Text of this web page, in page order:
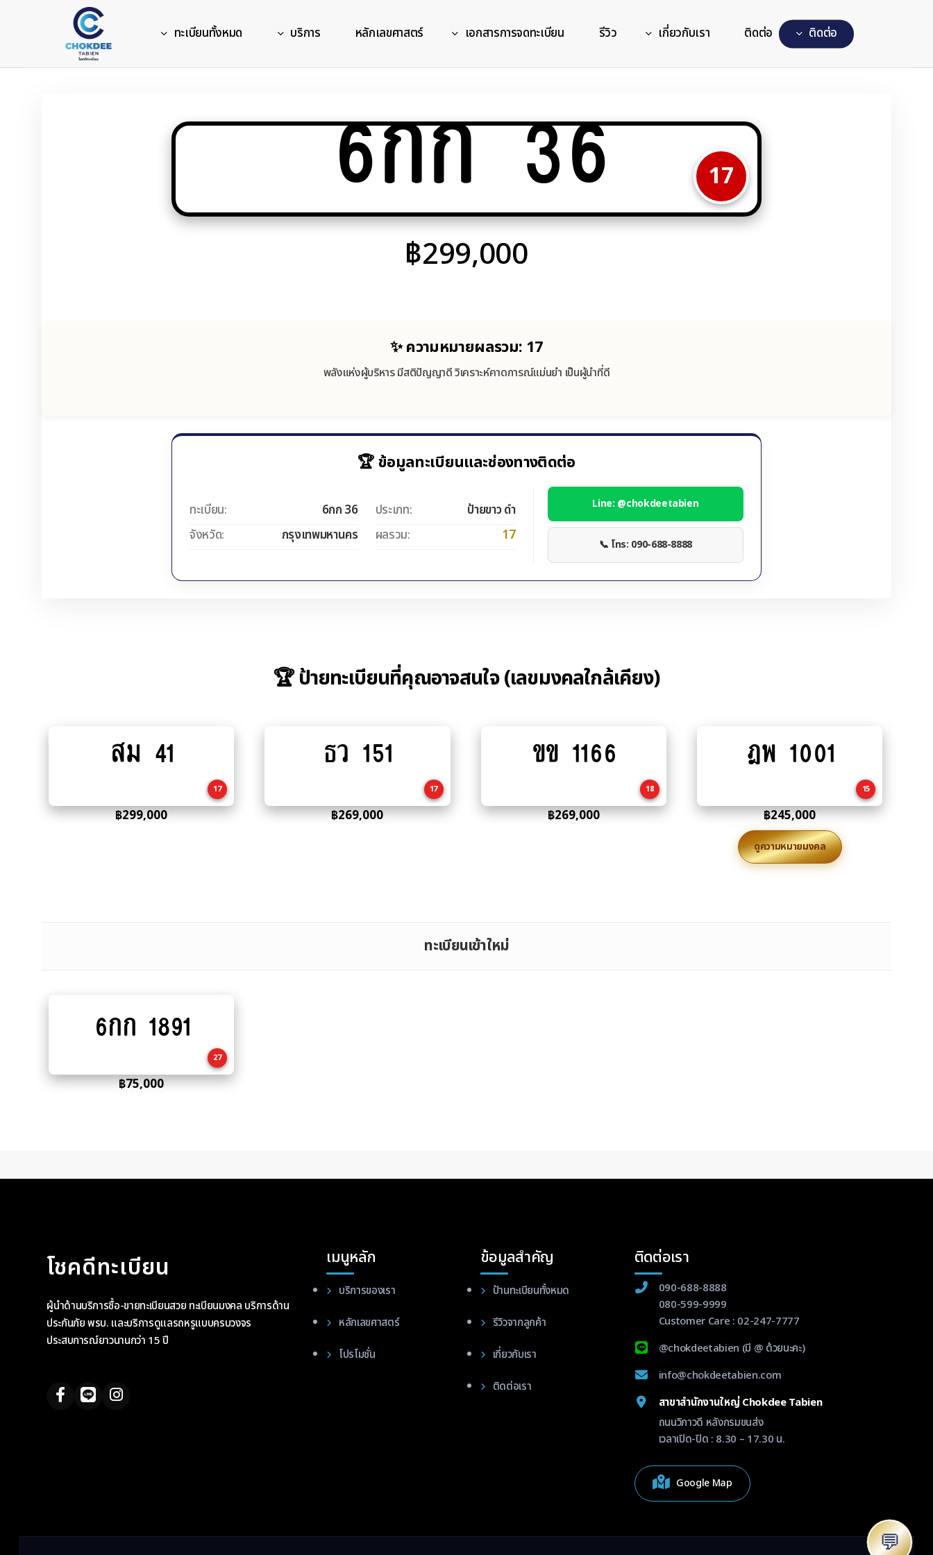
content
ทะเบียนทั้งหมด บริการ หลักเลขศาสตร์ เอกสารการจดทะเบียน รีวิว เกี่ยวกับเรา ติดต่อ ตดตอ
6กก 36 17
฿299,000
✨ ความหมายผลรวม: 17
พลังแห่งผู้บริหาร มีสติปัญญาดี วิเคราะห์คาดการณ์แม่นยำ เป็นผู้นำที่ดี
🏆 ข้อมูลทะเบียนและช่องทางติดต่อ
ทะเบียน:
6กก 36
จังหวัด:
กรุงเทพมหานคร
ประเภท:
ป้ายขาว ดำ
ผลรวม:
17
Line: @chokdeetabien
📞 โทร: 090-688-8888
🏆 ป้ายทะเบียนที่คุณอาจสนใจ (เลขมงคลใกล้เคียง)
Add
to
สม 41
17
฿299,000
Add
to
ธว 151
17
฿269,000
Add
to
ขข 1166
18
฿269,000
Add
to
ฎพ 1001
15
฿245,000
ดูความหมายมงคล
ทะเบียนเข้าใหม่
to
6กก 1891
27
฿75,000
โชคดีทะเบียน
ผู้นำด้านบริการซื้อ-ขายทะเบียนสวย ทะเบียนมงคล บริการด้าน
ประกันภัย พรบ. และบริการดูแลรถหรูแบบครบวงจร
ประสบการณ์ยาวนานกว่า 15 ปี
เมนูหลัก
บริการของเรา
หลักเลขศาสตร์
โปรโมชั่น
ข้อมูลสำคัญ
ป้านทะเบียนทั้งหมด
รีวิวจากลูกค้า
เกี่ยวกับเรา
ติดต่อเรา
ติดต่อเรา
090-688-8888
080-599-9999
Customer Care : 02-247-7777
@chokdeetabien (มี @ ด้วยนะคะ)
info@chokdeetabien.com
สาขาสำนักงานใหญ่ Chokdee Tabien
ถนนวิภาวดี หลังกรมขนส่ง
เวลาเปิด-ปิด : 8.30 – 17.30 น.
Google Map
💬